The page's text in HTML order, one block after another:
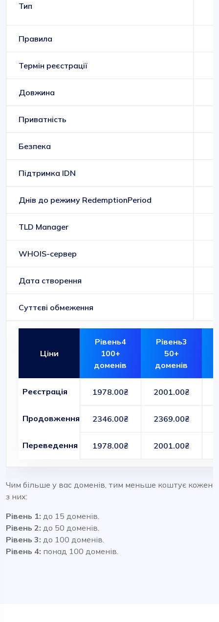
Тип
Правила
Термін реєстрації
Довжина
Приватність
Безпека
Підтримка IDN
Днів до режиму RedemptionPeriod
TLD Manager
WHOIS-сервер
Дата створення
Суттєві обмеження
Ціни
Рівень4
100+
доменів
Рівень3
50+
доменів
Реєстрація 1978.00₴ 2001.00₴
Продовження 2346.00₴ 2369.00₴
Переведення 1978.00₴ 2001.00₴
Чим більше у вас доменів, тим меньше коштує кожен
з них:
Рівень 1: до 15 доменів.
Рівень 2: до 50 доменів.
Рівень 3: до 100 доменів.
Рівень 4: понад 100 доменів.